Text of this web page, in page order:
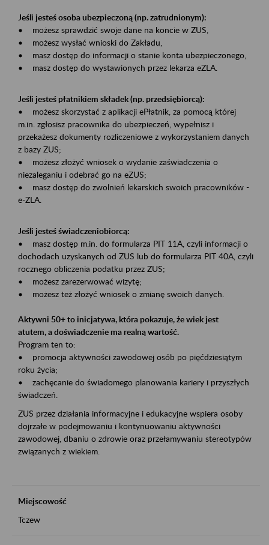
Jeśli jesteś osoba ubezpieczoną (np. zatrudnionym):
• możesz sprawdzić swoje dane na koncie w ZUS,
• możesz wysłać wnioski do Zakładu,
• masz dostęp do informacji o stanie konta ubezpieczonego,
• masz dostęp do wystawionych przez lekarza eZLA.
Jeśli jesteś płatnikiem składek (np. przedsiębiorcą):
• możesz skorzystać z aplikacji ePłatnik, za pomocą której
m.in. zgłosisz pracownika do ubezpieczeń, wypełnisz i
przekażesz dokumenty rozliczeniowe z wykorzystaniem danych
z bazy ZUS;
• możesz złożyć wniosek o wydanie zaświadczenia o
niezaleganiu i odebrać go na eZUS;
• masz dostęp do zwolnień lekarskich swoich pracowników -
e-ZLA.
Jeśli jesteś świadczeniobiorcą:
• masz dostęp m.in. do formularza PIT 11A, czyli informacji o
dochodach uzyskanych od ZUS lub do formularza PIT 40A, czyli
rocznego obliczenia podatku przez ZUS;
• możesz zarezerwować wizytę;
• możesz też złożyć wniosek o zmianę swoich danych.
Aktywni 50+ to inicjatywa, która pokazuje, że wiek jest
atutem, a doświadczenie ma realną wartość.
Program ten to:
• promocja aktywności zawodowej osób po pięćdziesiątym
roku życia;
• zachęcanie do świadomego planowania kariery i przyszłych
świadczeń.
ZUS przez działania informacyjne i edukacyjne wspiera osoby
dojrzałe w podejmowaniu i kontynuowaniu aktywności
zawodowej, dbaniu o zdrowie oraz przełamywaniu stereotypów
związanych z wiekiem.
Miejscowość
Tczew